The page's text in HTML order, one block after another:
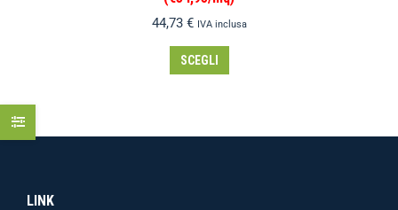
44,73 € IVA inclusa
SCEGLI
LINK